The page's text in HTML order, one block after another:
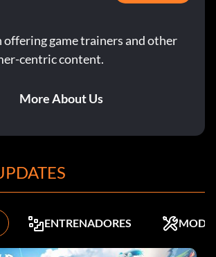
offering game trainers and other
centric content.
More About Us
ENTRENADORES MODS